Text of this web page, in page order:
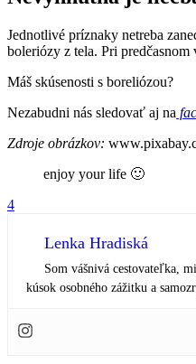
Jednotlivé príznaky netreba
boleriózy z tela. Pri
Máš skúsenosti s boreliózou?
Nezabudni nás sledovať aj na
Zdroje obrázkov:
enjoy your life 🙂
4
Lenka Hradiská
Som vášnivá cestovateľka,
kúsok osobného zážitku a